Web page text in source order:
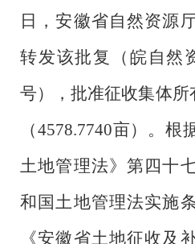
日
，安徽省自然资源
转发该批复（皖 自然
号）
，批准征收集体所
（4578.7740亩）。根
土地管理法》第四十
和国土地管理法实施
《安徽省土地征收及